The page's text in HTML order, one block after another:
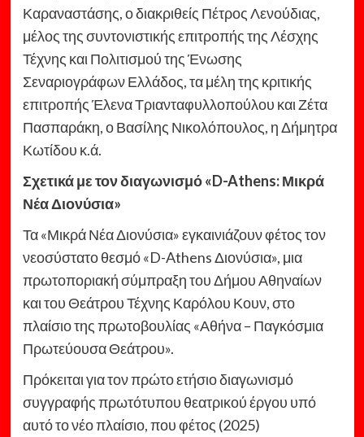
Καραναστάσης, ο διακριθείς Πέτρος Λενούδιας,
μέλος της συντονιστικής επιτροπής της Λέσχης
Τέχνης και Πολιτισμού της Ένωσης
Σεναριογράφων Ελλάδος, τα μέλη της κριτικής
επιτροπής Έλενα Τριανταφυλλοπούλου και Ζέτα
Πασπαράκη, ο Βασίλης Νικολόπουλος, η Δήμητρα
Κωτίδου κ.ά.
Σχετικά με τον διαγωνισμό «D-Athens: Μικρά
Νέα Διονύσια»
Τα «Μικρά Νέα Διονύσια» εγκαινιάζουν φέτος τον
νεοσύστατο θεσμό «D-Athens Διονύσια», μια
πρωτοποριακή σύμπραξη τουΔήμου Αθηναίων
και του Θεάτρου Τέχνης Καρόλου Κουν, στο
πλαίσιο της πρωτοβουλίας «Αθήνα – Παγκόσμια
Πρωτεύουσα Θεάτρου».
Πρόκειται για τον πρώτο ετήσιο διαγωνισμό
συγγραφής πρωτότυπου θεατρικού έργου υπό
αυτό το νέο πλαίσιο, που φέτος (2025)